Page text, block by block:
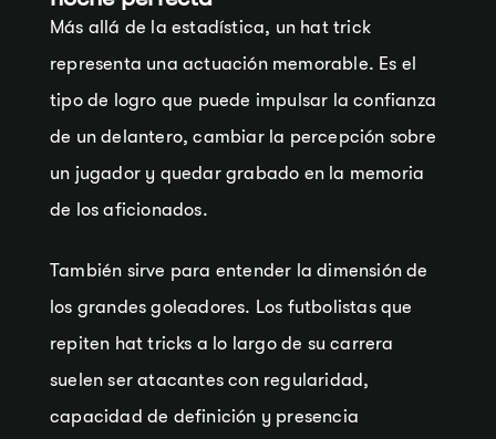
Más allá de la estadística, un hat trick
representa una actuación memorable. Es el
tipo de logro que puede impulsar la confianza
de un delantero, cambiar la percepción sobre
un jugador y quedar grabado en la memoria
de los aficionados.
También sirve para entender la dimensión de
los grandes goleadores. Los futbolistas que
repiten hat tricks a lo largo de su carrera
suelen ser atacantes con regularidad,
capacidad de definición y presencia